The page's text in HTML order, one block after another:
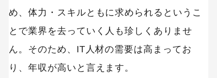
め、体力・スキルともに求められるというこ
とで業界を去っていく人も珍しくありませ
ん。そのため、IT人材の需要は高まってお
り、年収が高いと言えます。